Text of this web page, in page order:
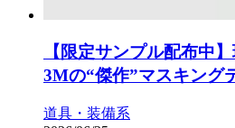
【限定サンプル配布中
3Mの“傑作”マスキング
道具・装備系